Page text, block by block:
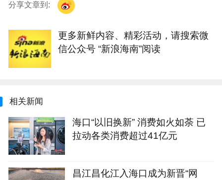
分享文章到:
更多新鲜内容、精彩活动，请搜索微
信公众号 “新浪海南”阅读
相关新闻
海口“以旧换新” 消费如火如荼 已
拉动各类消费超过41亿元
昌江昌化江入海口成为新晋“网